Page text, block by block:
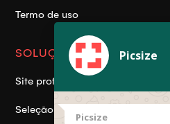
Termo de uso
SOLUÇÕES
Site profissional
Seleção de fotos
Picsize
Picsize